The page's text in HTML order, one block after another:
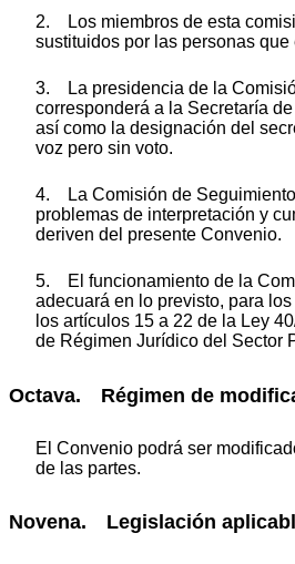
2. Los miembros de esta
sustituidos por las personas que
3. La presidencia de la
corresponderá a la Secretaría
así como la designación del
voz pero sin voto.
4. La Comisión de
problemas de interpretación y
deriven del presente Convenio.
5. El funcionamiento de la
adecuará en lo previsto, para
los artículos 15 a 22 de la Ley
de Régimen Jurídico del Sector
Octava. Régimen de
El Convenio podrá ser
de las partes.
Novena. Legislación